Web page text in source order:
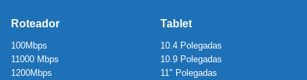
Roteador
100Mbps
11000 Mbps
1200Mbps
Tablet
10.4 Polegadas
10.9 Polegadas
11" Polegadas